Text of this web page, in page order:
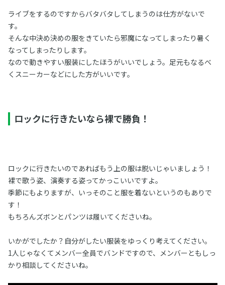
ライブをするのですからバタバタしてしまうのは仕方がないで
す。
そんな中決め決めの服をきていたら邪魔になってしまったり暑く
なってしまったりします。
なので動きやすい服装にしたほうがいいでしょう。足元もなるべ
くスニーカーなどにした方がいいです。
ロックに行きたいなら裸で勝負！
ロックに行きたいのであればもう上の服は脱いじゃいましょう！
裸で歌う姿、演奏する姿ってかっこいいですよ。
季節にもよりますが、いっそのこと服を着ないというのもありで
す！
もちろんズボンとパンツは履いてくださいね。
いかがでしたか？自分がしたい服装をゆっくり考えてください。
1人じゃなくてメンバー全員でバンドですので、メンバーともしっ
かり相談してくださいね。